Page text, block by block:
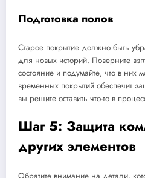
Подготовка полов
Старое покрытие должно быть
для новых историй. Поверните
состояние и подумайте, что в них
временных покрытий обеспечит
вы решите оставить что-то в
Шаг 5: Защита
других элементов